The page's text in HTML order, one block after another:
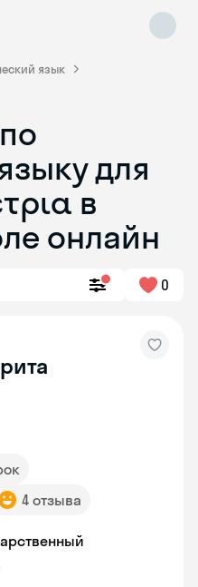
язык
для
в
онлайн
0
4 отзыва